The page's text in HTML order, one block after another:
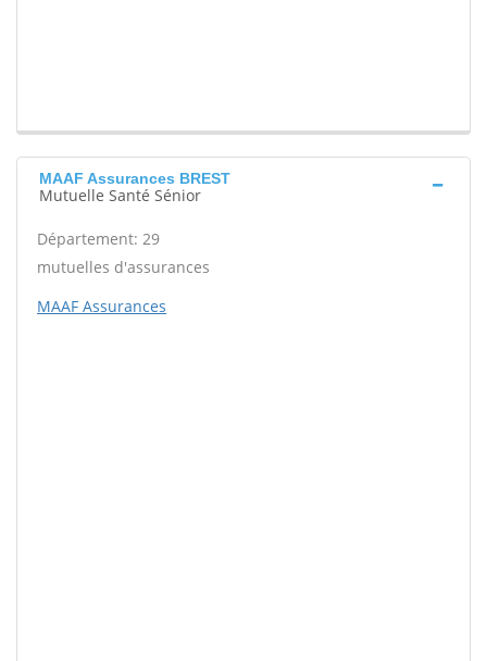
MAAF Assurances BREST
Mutuelle Santé Sénior
Département: 29
mutuelles d'assurances
MAAF Assurances